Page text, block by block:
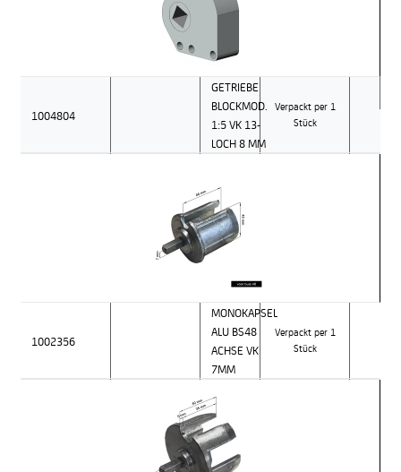
1004804
GETRIEBE
BLOCKMOD.
1:5 VK 13-
LOCH 8 MM
Verpackt per 1
Stück
1002356
MONOKAPSEL
ALU BS48
ACHSE VK
7MM
Verpackt per 1
Stück